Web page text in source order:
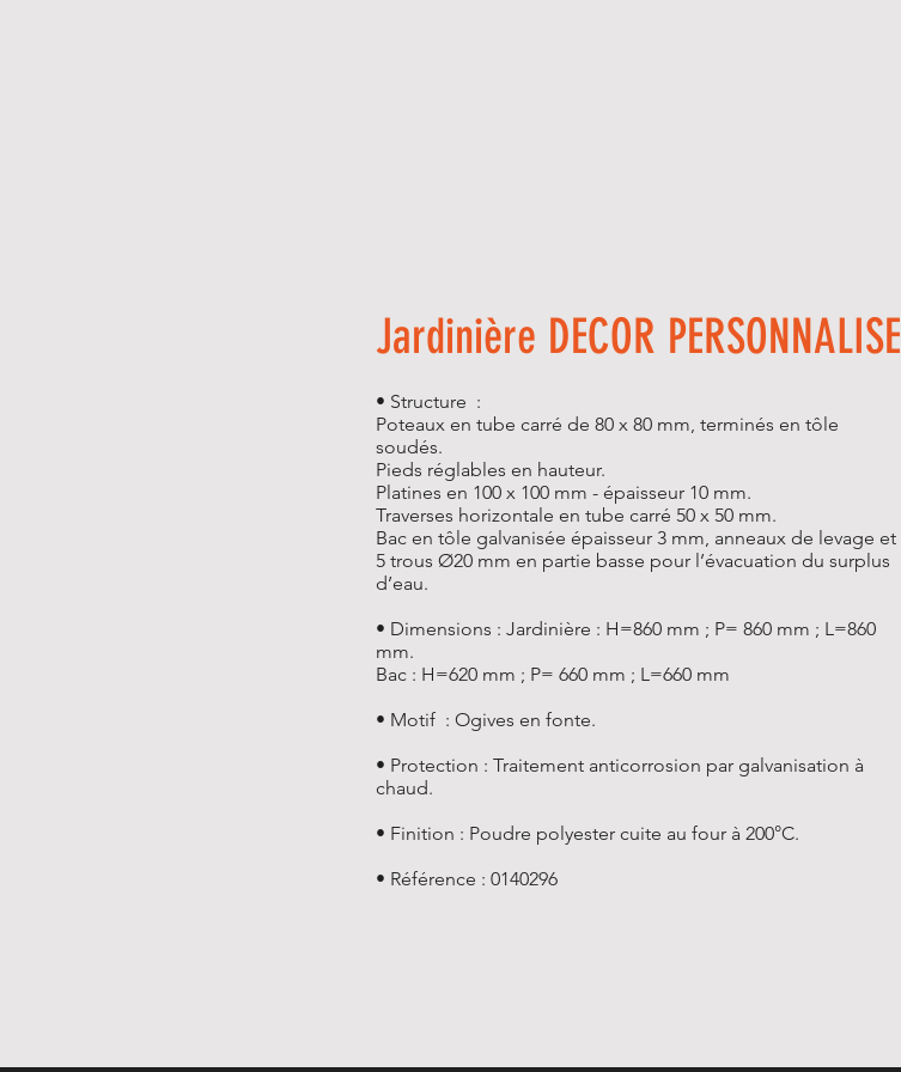
Jardinière DECOR PERSONNALISE
• Structure :
Poteaux en tube carré de 80 x 80 mm, terminés en tôle
soudés.
Pieds réglables en hauteur.
Platines en 100 x 100 mm - épaisseur 10 mm.
Traverses horizontale en tube carré 50 x 50 mm.
Bac en tôle galvanisée épaisseur 3 mm, anneaux de levage et
5 trous Ø20 mm en partie basse pour l’évacuation du surplus
d’eau.
• Dimensions : Jardinière : H=860 mm ; P= 860 mm ; L=860
mm.
Bac : H=620 mm ; P= 660 mm ; L=660 mm
• Motif : Ogives en fonte.
• Protection : Traitement anticorrosion par galvanisation à
chaud.
• Finition : Poudre polyester cuite au four à 200°C.
• Référence : 0140296